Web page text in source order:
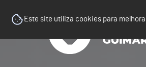
Este site utiliza cookies para